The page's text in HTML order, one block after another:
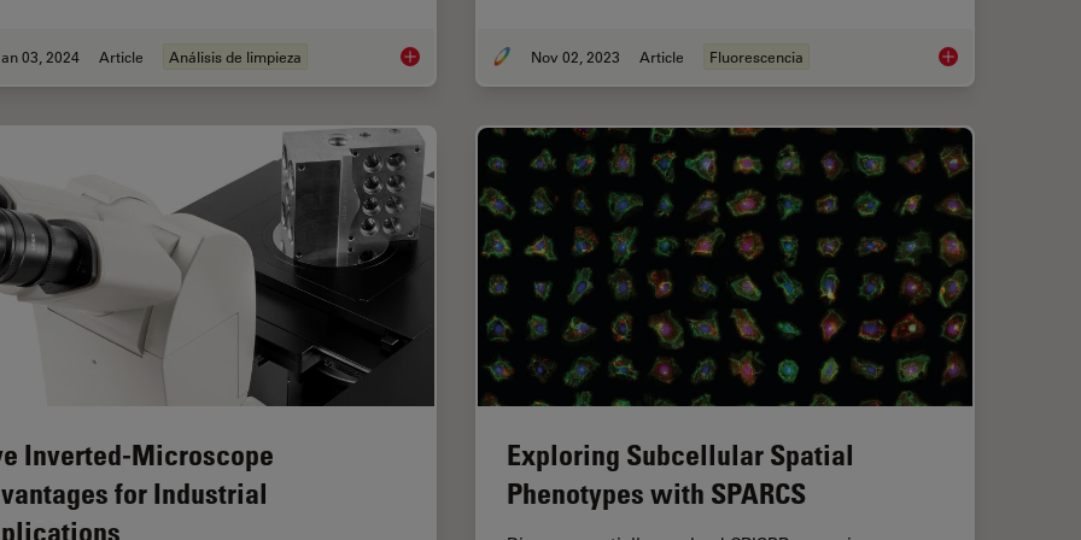
03, 2024 Article Análisis de limpieza Key Factors for Efficient Cleanliness Analysis
Nov 02, 2023 Article Fluorescencia Epi-Illumination
Inverted-Microscope
for Industrial
Exploring Subcellular Spatial
Phenotypes with SPARCS